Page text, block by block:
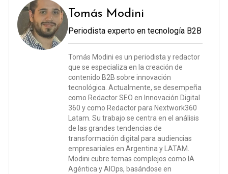
Tomás Modini
Periodista experto en tecnología B2B
Tomás Modini es un periodista y redactor
que se especializa en la creación de
contenido B2B sobre innovación
tecnológica. Actualmente, se desempeña
como Redactor SEO en Innovación Digital
360 y como Redactor para Nextwork360
Latam. Su trabajo se centra en el análisis
de las grandes tendencias de
transformación digital para audiencias
empresariales en Argentina y LATAM.
Modini cubre temas complejos como IA
Agéntica y AIOps, basándose en